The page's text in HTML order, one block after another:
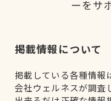
ーをサ
掲載情報について
掲載している各種情報
会社ウェルネスが調査